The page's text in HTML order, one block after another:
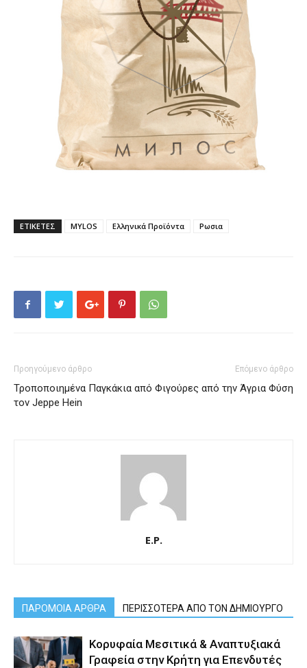
ΕΤΙΚΕΤΕΣ MYLOS Ελληνικά Προϊόντα Ρωσια
Προηγούμενο άρθρο
Τροποποιημένα Παγκάκια από
τον Jeppe Hein
Επόμενο άρθρο
Φιγούρες από την Άγρια Φύση
E.P.
ΠΑΡΟΜΟΙΑ ΑΡΘΡΑ ΠΕΡΙΣΣΟΤΕΡΑ ΑΠΟ ΤΟΝ ΔΗΜΙΟΥΡΓΟ
Κορυφαία Μεσιτικά & Αναπτυξιακά
Γραφεία στην Κρήτη για Επενδυτές